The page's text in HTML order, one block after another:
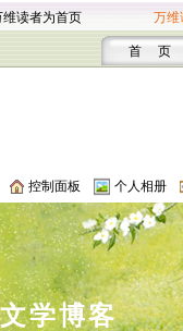
维读者为首页 万维
首 页
控制面板 个人相册
学博客